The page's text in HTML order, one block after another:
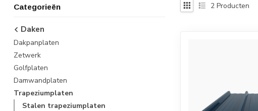
Categorieën
Daken
Dakpanplaten
Zetwerk
Golfplaten
Damwandplaten
Trapeziumplaten
Stalen trapeziumplaten
2 Producten